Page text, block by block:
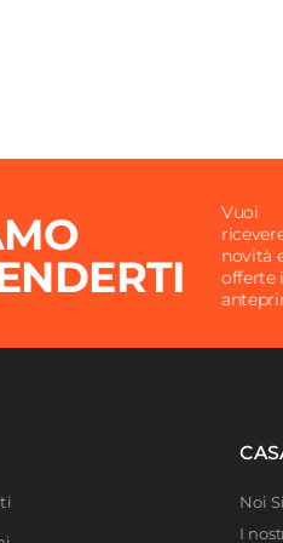
Vuoi
novità
offerte
Noi
I